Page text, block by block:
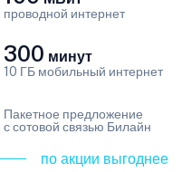
проводной интернет
300 минут
10 ГБ мобильный интернет
Пакетное предложение
с сотовой связью Билайн
по акции выгоднее